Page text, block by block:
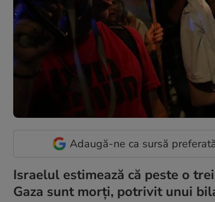
Adaugă-ne ca sursă
Israelul estimează că peste o
Gaza sunt morți, potrivit unui